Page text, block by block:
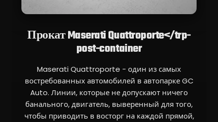
Прокат Maserati Quattroporte</trp-
post-container
Maserati Quattroporte - один из самых
востребованных автомобилей в автопарке GC
Auto. Линии, которые не допускают ничего
банального, двигатель, выверенный для того,
чтобы приводить в восторг на каждой прямой,